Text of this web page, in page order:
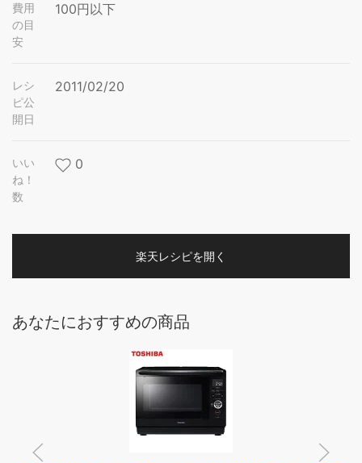
費用
の目
安
100円以下
レシ
ピ公
開日
2011/02/20
いい
ね！
数
0
楽天レシピを開く
あなたにおすすめの商品